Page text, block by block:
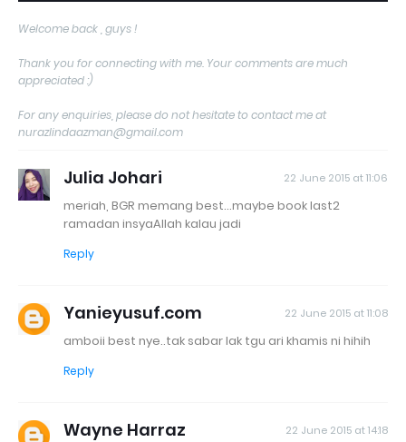
Welcome back , guys !
Thank you for connecting with me. Your comments are much
appreciated :)
For any enquiries, please do not hesitate to contact me at
nurazlindaazman@gmail.com
Julia Johari 22 June 2015 at 11:06
meriah, BGR memang best...maybe book last2
ramadan insyaAllah kalau jadi
Reply
Yanieyusuf.com 22 June 2015 at 11:08
amboii best nye..tak sabar lak tgu ari khamis ni hihih
Reply
Wayne Harraz 22 June 2015 at 14:18